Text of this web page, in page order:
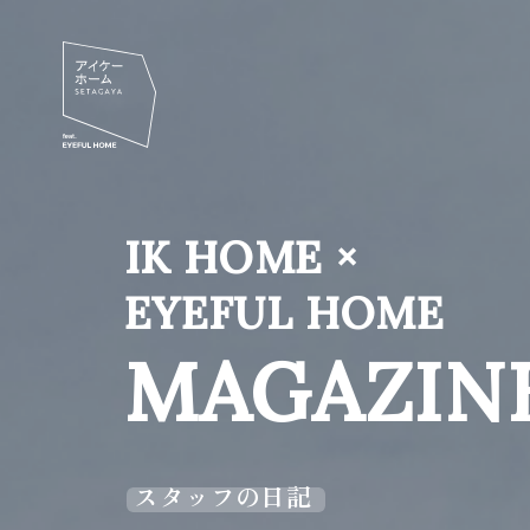
IK HOME ×
EYEFUL HOME
スタッフの日記